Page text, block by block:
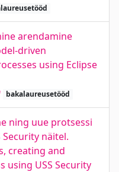
arendamine
driven
using Eclipse
bakalaureusetööd
ning uue protsessi
näitel.
creating and
using USS Security